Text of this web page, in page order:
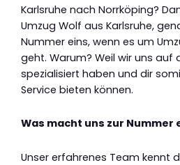
Karlsruhe nach Norrköping?
Umzug Wolf aus Karlsruhe,
Nummer eins, wenn es um
geht. Warum? Weil wir uns auf
spezialisiert haben und dir
Service bieten können.
Was macht uns zur Nummer
Unser erfahrenes Team kennt